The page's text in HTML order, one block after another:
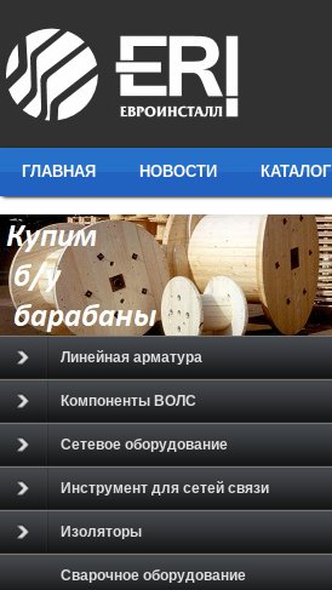
ГЛАВНАЯ НОВОСТИ КАТАЛОГ
Линейная арматура
Компоненты ВОЛС
Сетевое оборудование
Инструмент для сетей связи
Изоляторы
Сварочное оборудование